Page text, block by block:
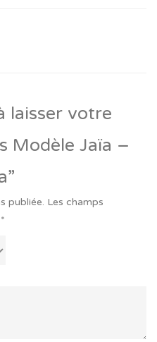
laisser votre
Modèle Jaïa –
publiée. Les champs
*